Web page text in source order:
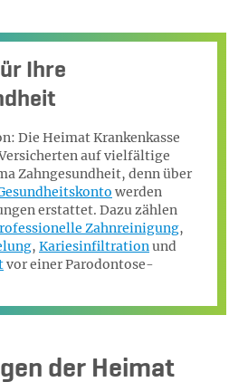
Ihre
Die Heimat Krankenkasse
auf vielfältige
Zahngesundheit, denn über
werden
erstattet. Dazu zählen
Zahnreinigung,
, Kariesinfiltrationund
vor einer Parodontose-
der Heimat